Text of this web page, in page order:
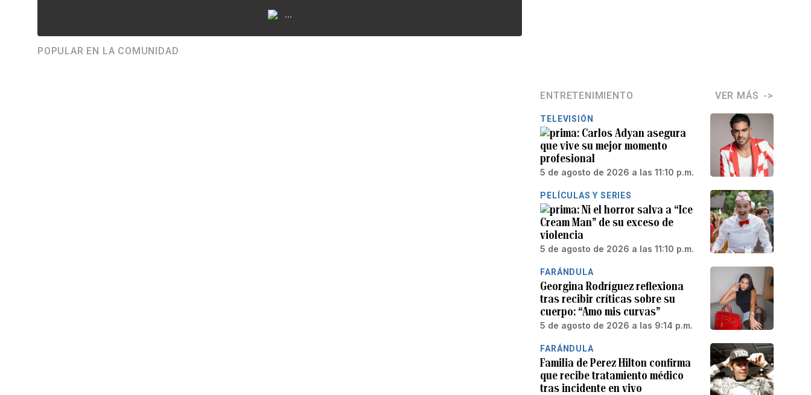
...
POPULAR EN LA COMUNIDAD
ENTRETENIMIENTO VER MÁS
TELEVISIÓN
Carlos Adyan asegura
que vive su mejor momento
profesional
5 de agosto de 2026 a las 11:10 p.m.
PELÍCULAS Y SERIES
Ni el horror salva a “Ice
Cream Man” de su exceso de
violencia
5 de agosto de 2026 a las 11:10 p.m.
FARÁNDULA
Georgina Rodríguez reflexiona
tras recibir críticas sobre su
cuerpo: “Amo mis curvas”
5 de agosto de 2026 a las 9:14 p.m.
FARÁNDULA
Familia de Perez Hilton confirma
que recibe tratamiento médico
tras incidente en vivo